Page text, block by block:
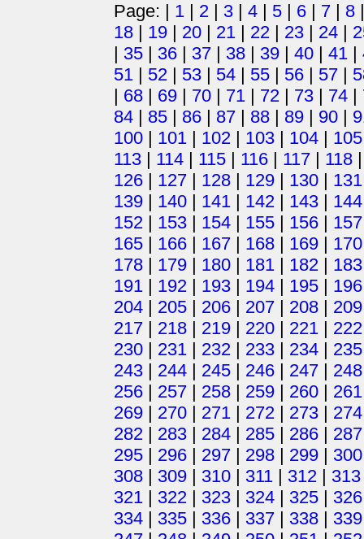
Page: | 1 | 2 | 3 | 4 | 5 | 6 | 7 | 8
18 | 19 | 20 | 21 | 22 | 23 | 24 |
| 35 | 36 | 37 | 38 | 39 | 40 | 41 |
51 | 52 | 53 | 54 | 55 | 56 | 57 |
| 68 | 69 | 70 | 71 | 72 | 73 | 74 |
84 | 85 | 86 | 87 | 88 | 89 | 90 |
100 | 101 | 102 | 103 | 104 | 105
113 | 114 | 115 | 116 | 117 | 118
126 | 127 | 128 | 129 | 130 | 131
139 | 140 | 141 | 142 | 143 | 144
152 | 153 | 154 | 155 | 156 | 157
165 | 166 | 167 | 168 | 169 | 170
178 | 179 | 180 | 181 | 182 | 183
191 | 192 | 193 | 194 | 195 | 196
204 | 205 | 206 | 207 | 208 | 209
217 | 218 | 219 | 220 | 221 | 222
230 | 231 | 232 | 233 | 234 | 235
243 | 244 | 245 | 246 | 247 | 248
256 | 257 | 258 | 259 | 260 | 261
269 | 270 | 271 | 272 | 273 | 274
282 | 283 | 284 | 285 | 286 | 287
295 | 296 | 297 | 298 | 299 | 300
308 | 309 | 310 | 311 | 312 | 313
321 | 322 | 323 | 324 | 325 | 326
334 | 335 | 336 | 337 | 338 | 339